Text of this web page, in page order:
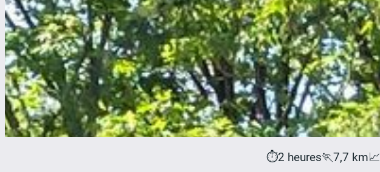
⏱️2 heures🏃7,7 km📈